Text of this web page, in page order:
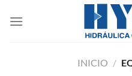
INICIO /